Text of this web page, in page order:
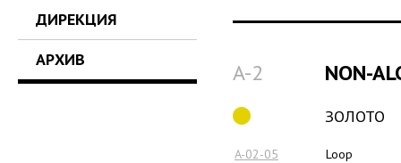
ДИРЕКЦИЯ
АРХИВ
A-2 NON-
ЗОЛОТО
A-02-05 Loop